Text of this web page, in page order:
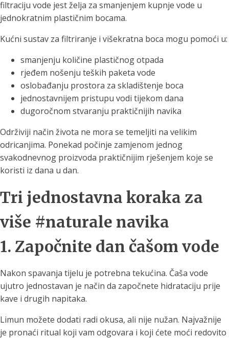
filtraciju vode jest želja za smanjenjem kupnje vode u
jednokratnim plastičnim bocama.
Kućni sustav za filtriranje i višekratna boca mogu pomoći u:
smanjenju količine plastičnog otpada
rjeđem nošenju teških paketa vode
oslobađanju prostora za skladištenje boca
jednostavnijem pristupu vodi tijekom dana
dugoročnom stvaranju praktičnijih navika
Održiviji način života ne mora se temeljiti na velikim
odricanjima. Ponekad počinje zamjenom jednog
svakodnevnog proizvoda praktičnijim rješenjem koje se
koristi iz dana u dan.
Tri jednostavna koraka za
više #naturale navika
1. Započnite dan čašom vode
Nakon spavanja tijelu je potrebna tekućina. Čaša vode
ujutro jednostavan je način da započnete hidrataciju prije
kave i drugih napitaka.
Limun možete dodati radi okusa, ali nije nužan. Najvažnije
je pronaći ritual koji vam odgovara i koji ćete moći redovito